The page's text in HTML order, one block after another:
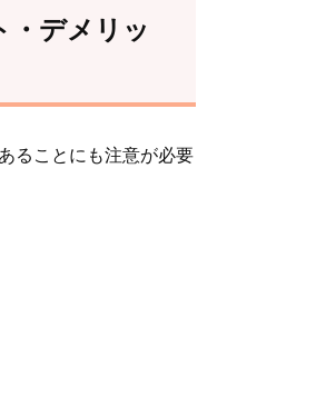
・デメリッ
ることにも注意が必要